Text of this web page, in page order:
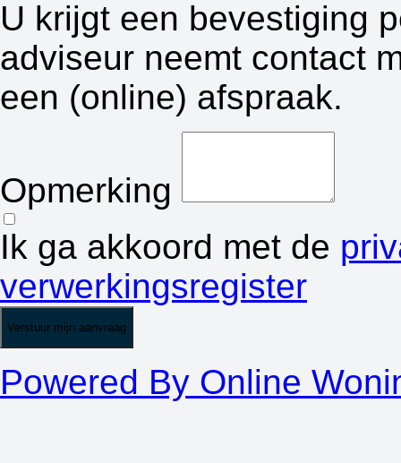
U krijgt een bevestiging
adviseur neemt contact
een (online) afspraak.
Opmerking
Ik ga akkoord met de
verwerkingsregister
Verstuur mijn aanvraag
Powered By Online